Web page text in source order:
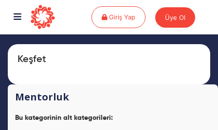
Giriş YapGiriş Yap Üye Ol
Keşfet
Mentorluk
Bu kategorinin alt kategorileri: